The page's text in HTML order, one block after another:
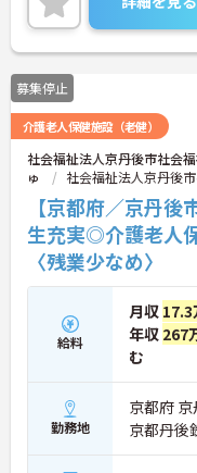
ご興味のある方には、
に詳細をお話しいたし
さい！
募集停止
介護老人保健施設（老健）
社会福祉法人京丹後市社会
ゅ
社会福祉法人京丹後
【京都府／京丹
生充実◎介護老人
〈残業少なめ〉
給料
月収 17.3
年収 267
む
勤務地
京都府
京都丹後